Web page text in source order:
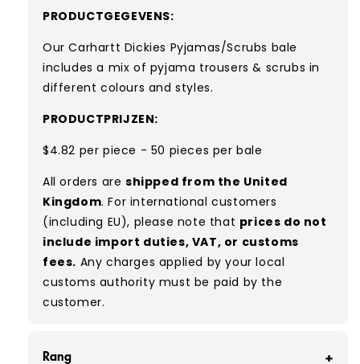
PRODUCTGEGEVENS:
Our Carhartt Dickies Pyjamas/Scrubs bale
includes a mix of pyjama trousers & scrubs in
different colours and styles.
PRODUCTPRIJZEN:
$4.82 per piece - 50 pieces per bale
All orders are shipped from the United
Kingdom. For international customers
(including EU), please note that prices do not
include import duties, VAT, or customs
fees. Any charges applied by your local
customs authority must be paid by the
customer.
Rang